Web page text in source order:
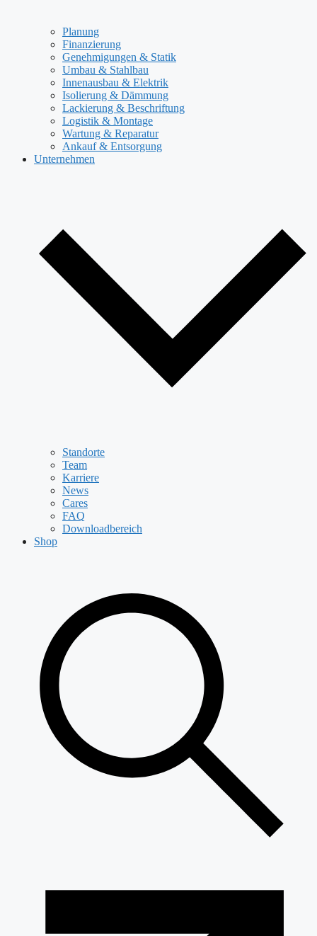
Planung
Finanzierung
Genehmigungen & Statik
Umbau & Stahlbau
Innenausbau & Elektrik
Isolierung & Dämmung
Lackierung & Beschriftung
Logistik & Montage
Wartung & Reparatur
Ankauf & Entsorgung
Unternehmen
Standorte
Team
Karriere
News
Cares
FAQ
Downloadbereich
Shop